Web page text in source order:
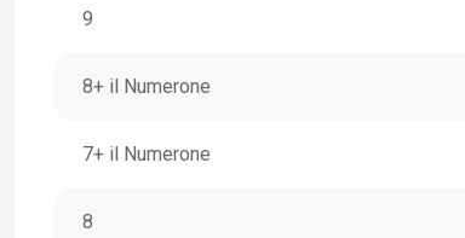
9
8+ il Numerone
7+ il Numerone
8